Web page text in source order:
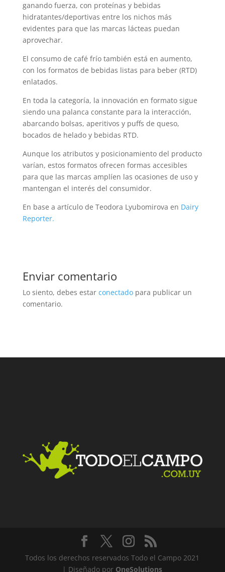
ganando fuerza, con proteínas y bebidas
hidratantes/deportivas entre los nichos más
evidentes para que las marcas lácteas puedan
aprovechar.
El consumo de café frío también está en aumento,
con los formatos de bebidas listas para beber (RTD)
enlatados.
En toda la categoría, la innovación en formato sigue
siendo una palanca constante para la interacción,
abarcando bolsas, aperitivos y puffs de queso,
bocados de helado y bebidas RTD.
Aunque los atributos y posicionamiento del producto
varían, estos formatos ofrecen formas accesibles
para que las marcas amplíen las ocasiones de uso y
mantengan el interés del consumidor.
En base a artículo de Teodora Lyubomirova en Dairy
Reporter.
Enviar comentario
Lo siento, debes estar conectadopara publicar un
comentario.
Todos los derechos reservados Todo el Campo 2021
| Diseñado por OneSolutions
Facebook